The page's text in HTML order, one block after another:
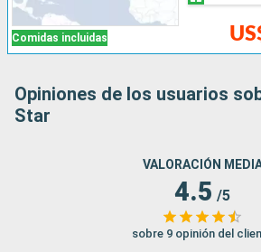
Comidas incluidas
Opiniones de los usuarios
Star
VALORACIÓN
4.5 /5
sobre 9 opinión del